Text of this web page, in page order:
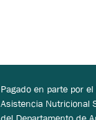
Pagado en parte por
Asistencia Nutricional